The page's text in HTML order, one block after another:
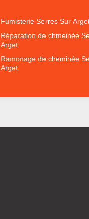
Fumisterie Serres Sur
Réparation de chmeinée
Arget
Ramonage de cheminée
Arget